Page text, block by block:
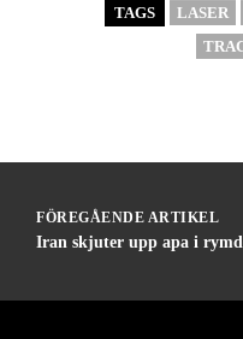
TAGS LASER
FÖREGÅENDE ARTIKEL
Iran skjuter upp apa i